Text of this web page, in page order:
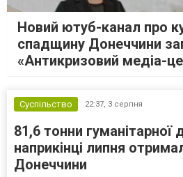
Новий ютуб-канал про
спадщину Донеччини
«Антикризовий медіа-
Суспільство 22:37, 3 серпня
81,6 тонни гуманітарної
наприкінці липня
Донеччини